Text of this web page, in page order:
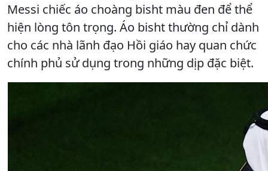
Messi chiếc áo choàng bisht màu đen để thể
hiện lòng tôn trọng. Áo bisht thường chỉ dành
cho các nhà lãnh đạo Hồi giáo hay quan chức
chính phủ sử dụng trong những dịp đặc biệt.